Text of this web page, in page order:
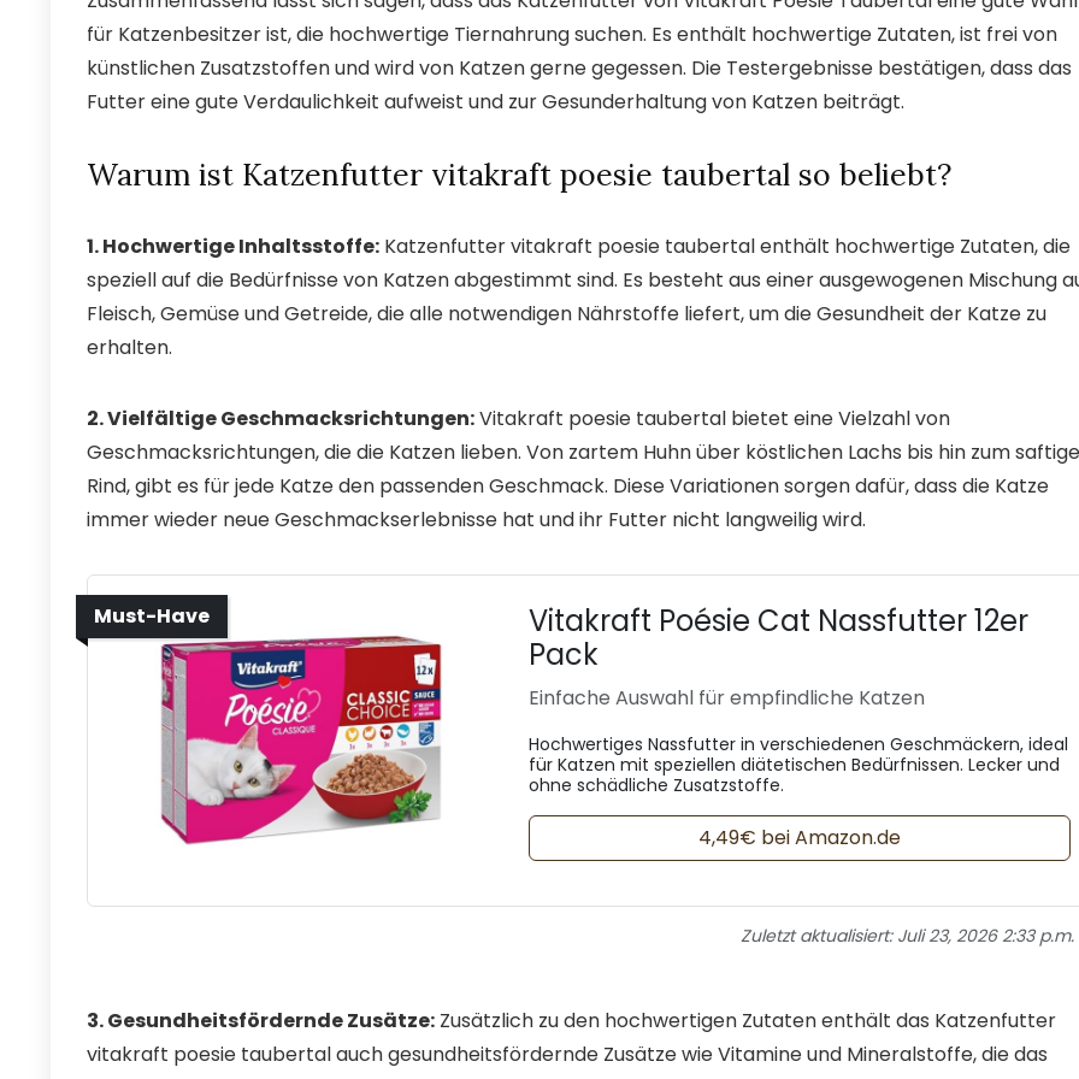
für Katzenbesitzer ist, die hochwertige Tiernahrung suchen. Es enthält hochwertige Zutaten, ist frei von
künstlichen Zusatzstoffen und wird von Katzen gerne gegessen. Die Testergebnisse bestätigen, dass das
Futter eine gute Verdaulichkeit aufweist und zur Gesunderhaltung von Katzen beiträgt.
Warum ist Katzenfutter vitakraft poesie taubertal so beliebt?
1. Hochwertige Inhaltsstoffe: Katzenfutter vitakraft poesie taubertal enthält hochwertige Zutaten, die
speziell auf die Bedürfnisse von Katzen abgestimmt sind. Es besteht aus einer ausgewogenen Mischung
Fleisch, Gemüse und Getreide, die alle notwendigen Nährstoffe liefert, um die Gesundheit der Katze zu
erhalten.
2. Vielfältige Geschmacksrichtungen:Vitakraft poesie taubertal bietet eine Vielzahl von
Geschmacksrichtungen, die die Katzen lieben. Von zartem Huhn über köstlichen Lachs bis hin zum
Rind, gibt es für jede Katze den passenden Geschmack. Diese Variationen sorgen dafür, dass die Katze
immer wieder neue Geschmackserlebnisse hat und ihr Futter nicht langweilig wird.
Must-Have
Vitakraft Poésie Cat Nassfutter 12er
Pack
Einfache Auswahl für empfindliche Katzen
Hochwertiges Nassfutter in verschiedenen Geschmäckern, ideal
für Katzen mit speziellen diätetischen Bedürfnissen. Lecker und
ohne schädliche Zusatzstoffe.
4,49€ bei Amazon.de
Zuletzt aktualisiert: Juli 23, 2026 2:33 p.m.
3. Gesundheitsfördernde Zusätze: Zusätzlich zu den hochwertigen Zutaten enthält das Katzenfutter
vitakraft poesie taubertal auch gesundheitsfördernde Zusätze wie Vitamine und Mineralstoffe, die das